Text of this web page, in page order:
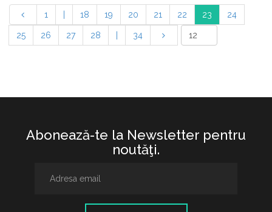
1 18 19 20 21 22 23 24
25 26 27 28 34
Abonează-te la Newsletter pentru
noutăţi.